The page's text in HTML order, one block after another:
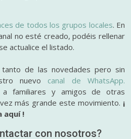
de todos los grupos locales. En
no esté creado, podéis rellenar
actualice el listado.
de las novedades pero sin
nuevo canal de WhatsApp.
a familiares y amigos de otras
más grande este movimiento. ¡
aquí !
con nosotros?